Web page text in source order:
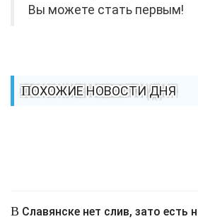
Вы можете стать первым!
ПОХОЖИЕ НОВОСТИ ДНЯ
В Славянске нет слив, зато